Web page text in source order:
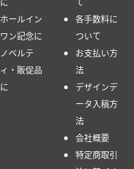
ホールイン
ワン記念に
ノベルテ
ィ・販促品
に
各手数料に
ついて
お支払い方
法
デザインデ
ータ入稿方
法
会社概要
特定商取引